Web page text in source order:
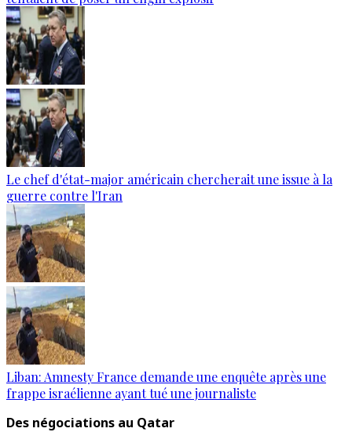
Le chef d'état-major américain chercherait une issue à la
guerre contre l'Iran
Liban: Amnesty France demande une enquête après une
frappe israélienne ayant tué une journaliste
Des négociations au Qatar